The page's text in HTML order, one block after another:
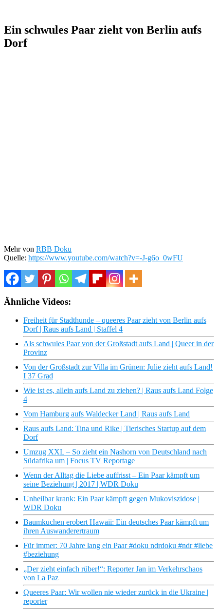
Ein schwules Paar zieht von Berlin aufs
Dorf
Mehr von RBB Doku
Quelle: https://www.youtube.com/watch?v=-J-g6o_0wFU
Ähnliche Videos:
Freiheit für Stadthunde – queeres Paar zieht von Berlin aufs
Dorf | Raus aufs Land | Staffel 4
Als schwules Paar von der Großstadt aufs Land | Queer in der
Provinz
Von der Großstadt zur Villa im Grünen: Julie zieht aufs Land!
I 37 Grad
Wie ist es, allein aufs Land zu ziehen? | Raus aufs Land Folge
4
Vom Hamburg aufs Waldecker Land | Raus aufs Land
Raus aufs Land: Tina und Rike | Tierisches Startup auf dem
Dorf
Umzug XXL – So zieht ein Nashorn von Deutschland nach
Südafrika um | Focus TV Reportage
Wenn der Alltag die Liebe auffrisst – Ein Paar kämpft um
seine Beziehung | 2017 | WDR Doku
Unheilbar krank: Ein Paar kämpft gegen Mukoviszidose |
WDR Doku
Baumkuchen erobert Hawaii: Ein deutsches Paar kämpft um
ihren Auswanderertraum
Für immer: 70 Jahre lang ein Paar #doku ndrdoku #ndr #liebe
#beziehung
„Der zieht einfach rüber!“: Reporter Jan im Verkehrschaos
von La Paz
Queeres Paar: Wir wollen nie wieder zurück in die Ukraine |
reporter